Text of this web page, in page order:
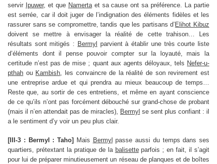
servir Ipuwer, et que Namertaet sa cause ont sa préférence. La partie
est serrée, car il doit juger de l’indignation des éléments fidèles et les
rassurer sans se compromettre, tandis que les partisans d’ Elihot Kibuz
doivent se mettre à envisager la réalité de cette trahison… Les
résultats sont mitigés : Bermyl parvient à établir une très courte liste
d’éléments dont il pense pouvoir compter sur la loyauté, mais la
certitude n’est pas de mise ; quant aux agents déloyaux, tels Nefer-u-
pthah ou Kambish, les convaincre de la réalité de son revirement est
une entreprise ardue et qui prendra au mieux beaucoup de temps…
Reste que, au sortir de ces entretiens, et même en ayant conscience
de ce qu’ils n’ont pas forcément débouché sur grand-chose de probant
(mais il n’en attendait pas de miracles), Bermyl se sent plus confiant : il
a le sentiment d’y voir un peu plus clair.
[III-3 : Bermyl : Taho] Mais Bermyl passe aussi du temps dans ses
quartiers, prétextant la pratique de la balisetteparfois ; en fait, il s’agit
pour lui de préparer minutieusement un réseau de planques et de boîtes